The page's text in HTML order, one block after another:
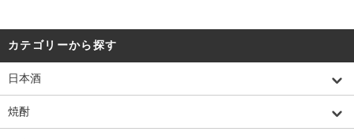
カテゴリーから探す
日本酒
焼酎